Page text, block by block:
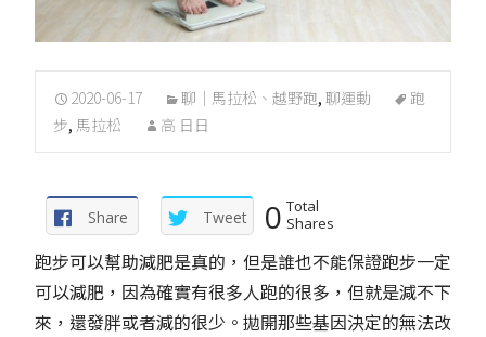
2020-06-17 聊｜馬拉松、越野跑, 聊運動
跑
步, 馬拉松 高 日日
Share Tweet 0 Total
Shares
跑步可以幫助減肥是真的，但是誰也不能保證跑步一定
可以減肥，因為確實有很多人跑的很多，但就是減不下
來，還發胖或者減的很少。拋開那些基因決定的無法改